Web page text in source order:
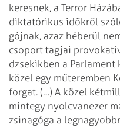
keresnek, a Terror
diktatórikus időkről
gójnak, azaz héberül
csoport tagjai
dzsekikben a
közel egy műteremben
forgat. (…) A közel
mintegy nyolcvanezer
zsinagóga a